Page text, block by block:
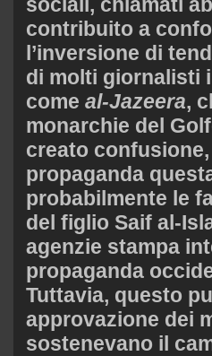
contribuito a
l’inversione di
di molti giornalisti
come al-Jazeera,
monarchie del
creato
propaganda
probabilmente le
del figlio Saif al-
agenzie stampa
propaganda
Tuttavia, questo
approvazione dei
sostenevano il